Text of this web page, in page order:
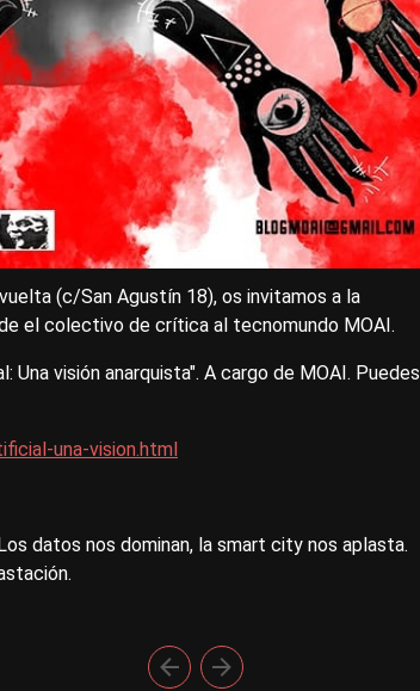
(c/San Agustín 18), os invitamos a la
el colectivo de crítica al tecnomundo MOAI.
visión anarquista". A cargo de MOAI. Puedes
una-vision.html
datos nos dominan, la smart city nos aplasta.